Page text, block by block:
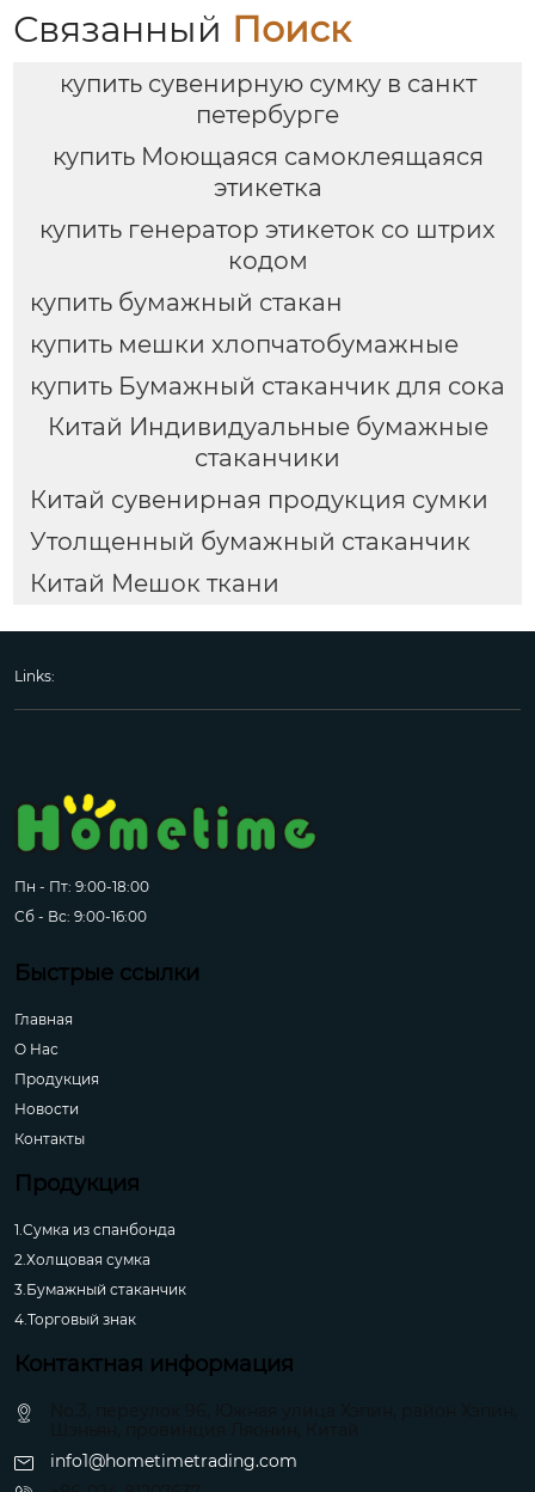
Связанный Поиск
купить сувенирную сумку в санкт
петербурге
купить Моющаяся самоклеящаяся
этикетка
купить генератор этикеток со штрих
кодом
купить бумажный стакан
купить мешки хлопчатобумажные
купить Бумажный стаканчик для сока
Китай Индивидуальные бумажные
стаканчики
Китай сувенирная продукция сумки
Утолщенный бумажный стаканчик
Китай Мешок ткани
Links:
Пн - Пт: 9:00-18:00
Сб - Вс: 9:00-16:00
Быстрые ссылки
Главная
О Hас
Продукция
Новости
Контакты
Продукция
1.Сумка из спанбонда
2.Холщовая сумка
3.Бумажный стаканчик
4.Торговый знак
Контактная информация
info1@hometimetrading.com